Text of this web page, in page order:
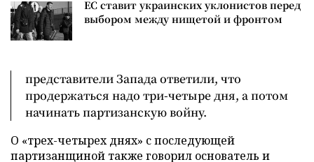
ЕС ставит украинских уклонистов перед
выбором между нищетой и фронтом
представители Запада ответили, что
продержаться надо три-четыре дня, а потом
начинать партизанскую войну.
О «трех-четырех днях» с последующей
партизанщиной также говорил основатель и